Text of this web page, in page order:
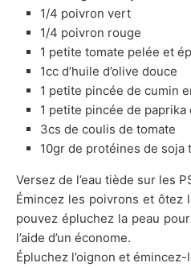
1/4 poivron vert
1/4 poivron rouge
1 petite tomate pelée et
1cc d’huile d’olive douce
1 petite pincée de cumin
1 petite pincée de paprika
3cs de coulis de tomate
10gr de protéines de soja
Versez de l’eau tiède sur les
Émincez les poivrons et ôtez
pouvez épluchez la peau
l’aide d’un économe.
Épluchez l’oignon et émincez-